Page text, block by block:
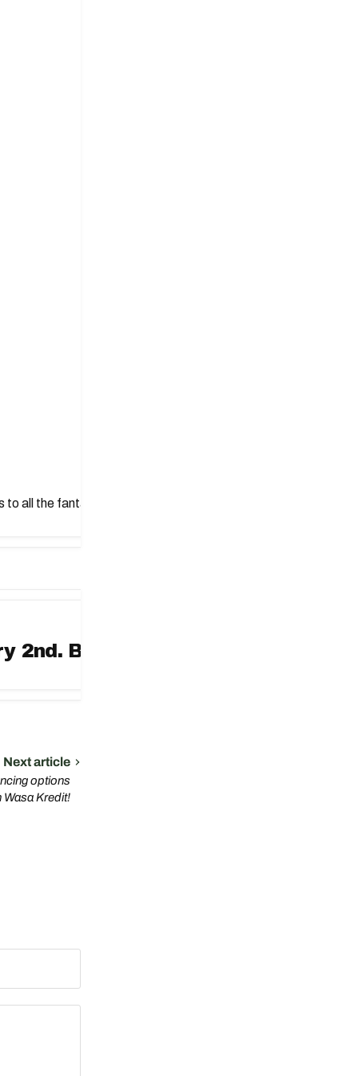
to all the fantastic customers. We enter 2019 with even more
2nd. But available on email &
Next article
options
Wasa Kredit!